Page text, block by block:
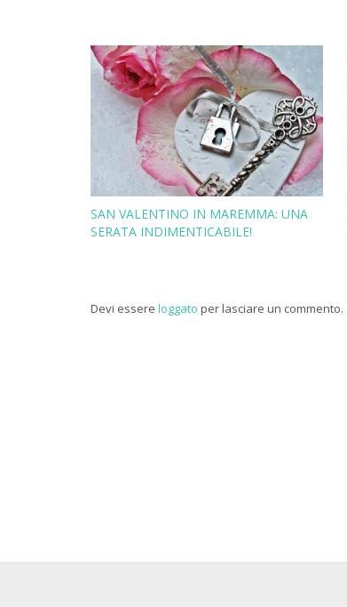
SAN VALENTINO IN MAREMMA: UNA
SERATA INDIMENTICABILE!
Devi essere loggato per lasciare un commento.